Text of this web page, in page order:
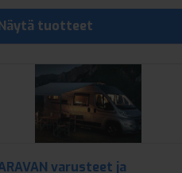
tuotteet
varusteet ja